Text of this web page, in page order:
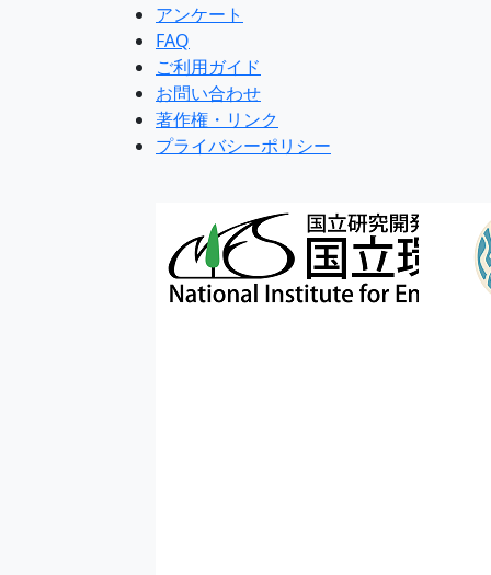
アンケート
FAQ
ご利用ガイド
お問い合わせ
著作権・リンク
プライバシーポリシー